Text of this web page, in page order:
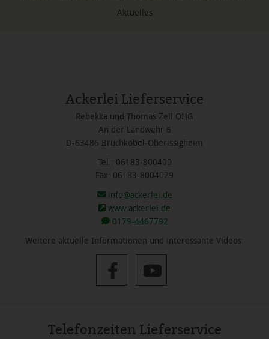
Aktuelles
Ackerlei Lieferservice
Rebekka und Thomas Zell OHG
An der Landwehr 6
D-63486 Bruchköbel-Oberissigheim
Tel.: 06183-800400
Fax: 06183-8004029
info@ackerlei.de
www.ackerlei.de
0179-4467792
Weitere aktuelle Informationen und interessante Videos:
Telefonzeiten Lieferservice